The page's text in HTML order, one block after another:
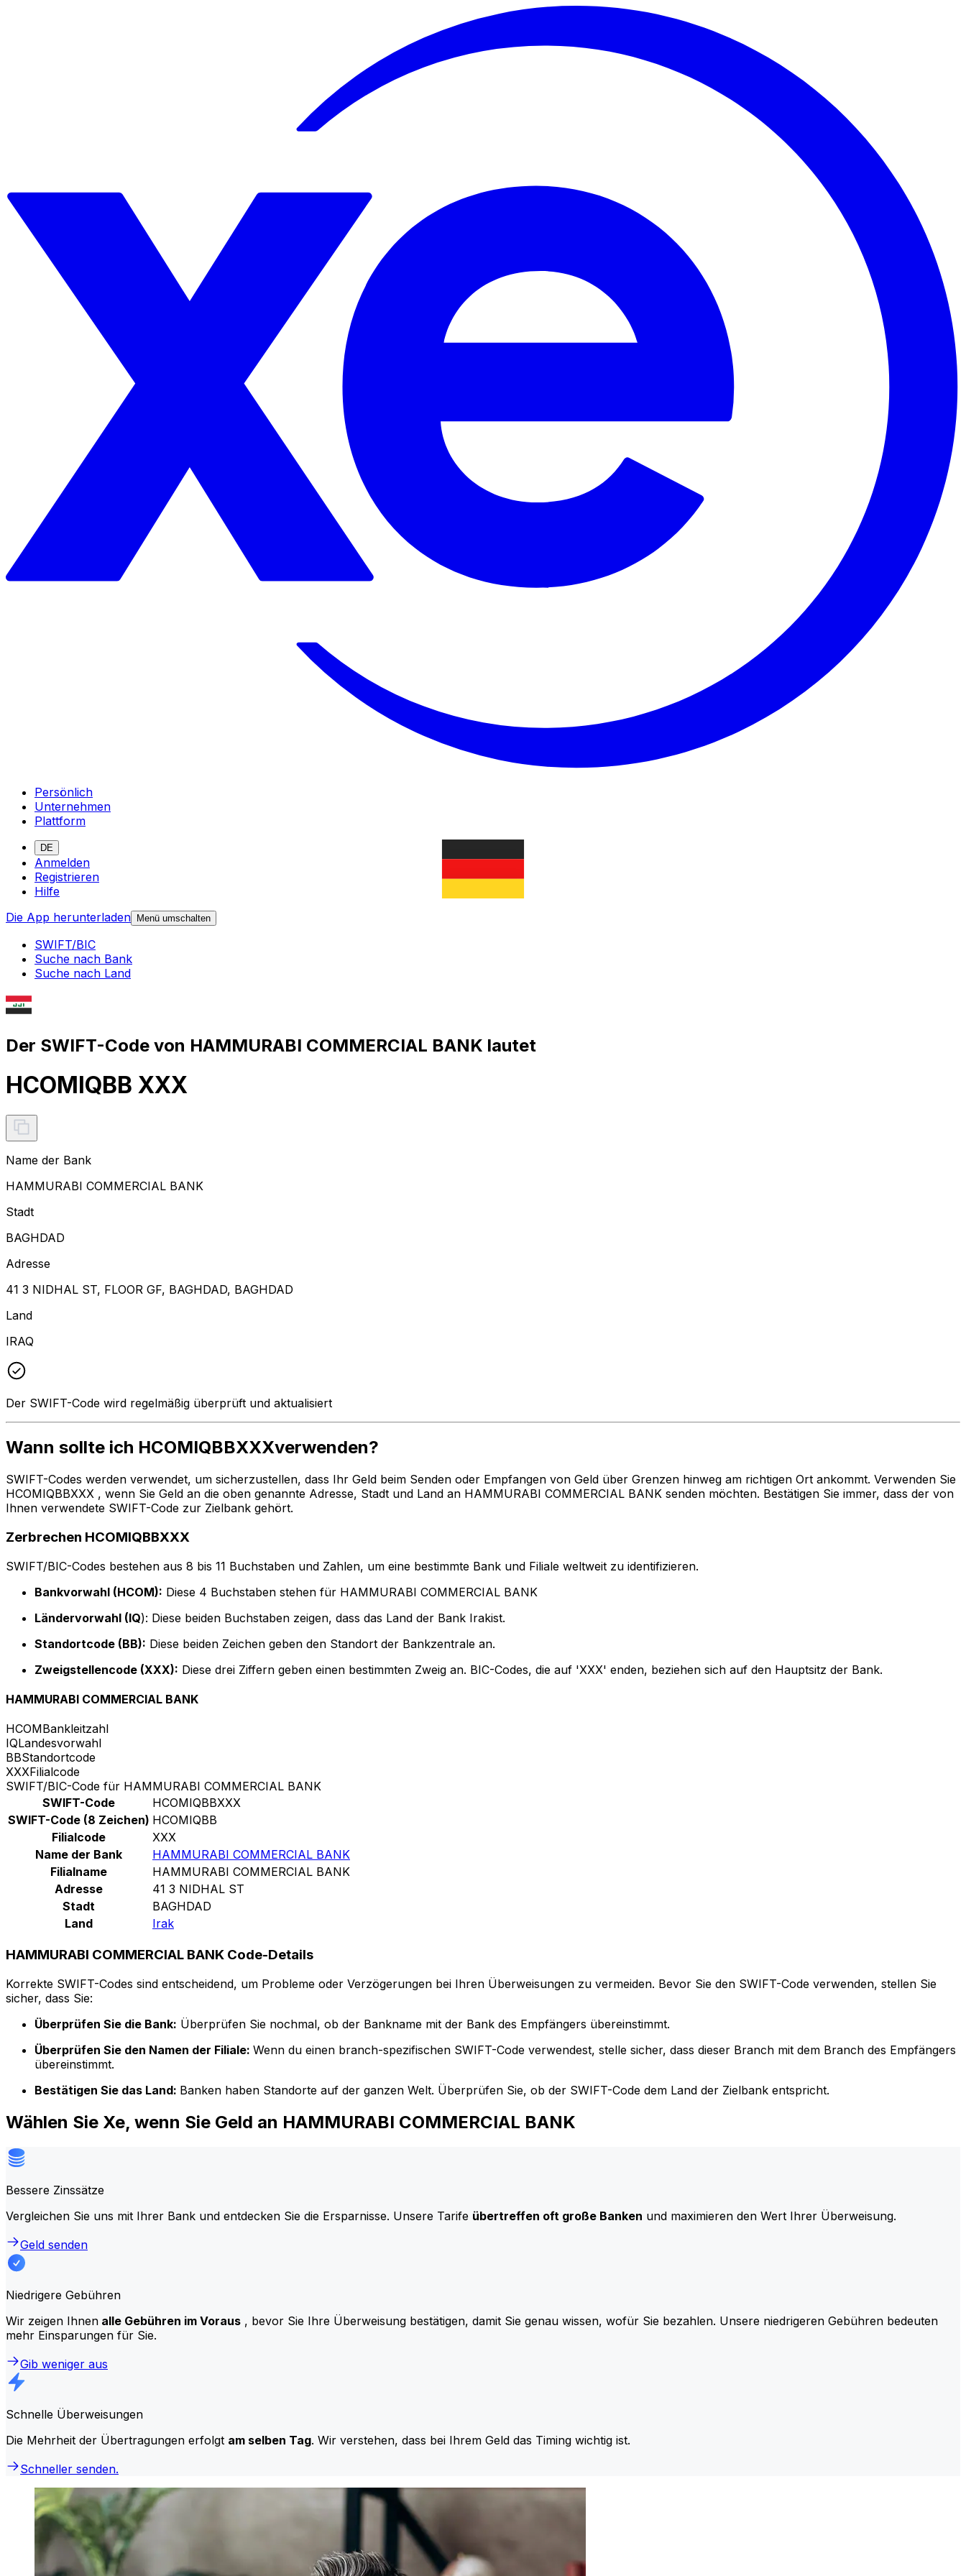
Persönlich
Unternehmen
Plattform
DE
Anmelden
Registrieren
Hilfe
Die App herunterladen Menü umschalten
SWIFT/BIC
Suche nach Bank
Suche nach Land
Der SWIFT-Code von HAMMURABI COMMERCIAL BANK lautet
HCOMIQBB XXX
Name der Bank
HAMMURABI COMMERCIAL BANK
Stadt
BAGHDAD
Adresse
41 3 NIDHAL ST, FLOOR GF, BAGHDAD, BAGHDAD
Land
IRAQ
Der SWIFT-Code wird regelmäßig überprüft und aktualisiert
Wann sollte ich HCOMIQBBXXXverwenden?
SWIFT-Codes werden verwendet, um sicherzustellen, dass Ihr Geld beim Senden oder Empfangen von Geld über Grenzen hinweg am richtigen Ort ankommt. Verwenden Sie
HCOMIQBBXXX , wenn Sie Geld an die oben genannte Adresse, Stadt und Land an HAMMURABI COMMERCIAL BANK senden möchten. Bestätigen Sie immer, dass der von
Ihnen verwendete SWIFT-Code zur Zielbank gehört.
Zerbrechen HCOMIQBBXXX
SWIFT/BIC-Codes bestehen aus 8 bis 11 Buchstaben und Zahlen, um eine bestimmte Bank und Filiale weltweit zu identifizieren.
Bankvorwahl (HCOM): Diese 4 Buchstaben stehen für HAMMURABI COMMERCIAL BANK
Ländervorwahl (IQ): Diese beiden Buchstaben zeigen, dass das Land der Bank Irakist.
Standortcode (BB): Diese beiden Zeichen geben den Standort der Bankzentrale an.
Zweigstellencode (XXX): Diese drei Ziffern geben einen bestimmten Zweig an. BIC-Codes, die auf 'XXX' enden, beziehen sich auf den Hauptsitz der Bank.
HAMMURABI COMMERCIAL BANK
HCOMBankleitzahl
IQLandesvorwahl
BBStandortcode
XXXFilialcode
SWIFT/BIC-Code für HAMMURABI COMMERCIAL BANK
SWIFT-Code
HCOMIQBBXXX
SWIFT-Code (8 Zeichen) HCOMIQBB
Filialcode
XXX
Name der Bank
HAMMURABI COMMERCIAL BANK
Filialname
HAMMURABI COMMERCIAL BANK
Adresse
41 3 NIDHAL ST
Stadt
BAGHDAD
Land
Irak
HAMMURABI COMMERCIAL BANK Code-Details
Korrekte SWIFT-Codes sind entscheidend, um Probleme oder Verzögerungen bei Ihren Überweisungen zu vermeiden. Bevor Sie den SWIFT-Code verwenden, stellen Sie
sicher, dass Sie:
Überprüfen Sie die Bank: Überprüfen Sie nochmal, ob der Bankname mit der Bank des Empfängers übereinstimmt.
Überprüfen Sie den Namen der Filiale: Wenn du einen branch-spezifischen SWIFT-Code verwendest, stelle sicher, dass dieser Branch mit dem Branch des Empfängers
übereinstimmt.
Bestätigen Sie das Land: Banken haben Standorte auf der ganzen Welt. Überprüfen Sie, ob der SWIFT-Code dem Land der Zielbank entspricht.
Wählen Sie Xe, wenn Sie Geld an HAMMURABI COMMERCIAL BANK
Bessere Zinssätze
Vergleichen Sie uns mit Ihrer Bank und entdecken Sie die Ersparnisse. Unsere Tarife übertreffen oft große Banken und maximieren den Wert Ihrer Überweisung.
Geld senden
Niedrigere Gebühren
Wir zeigen Ihnen alle Gebühren im Voraus , bevor Sie Ihre Überweisung bestätigen, damit Sie genau wissen, wofür Sie bezahlen. Unsere niedrigeren Gebühren bedeuten
mehr Einsparungen für Sie.
Gib weniger aus
Schnelle Überweisungen
Die Mehrheit der Übertragungen erfolgt am selben Tag. Wir verstehen, dass bei Ihrem Geld das Timing wichtig ist.
Schneller senden.